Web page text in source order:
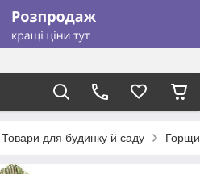
Товари для будинку й саду